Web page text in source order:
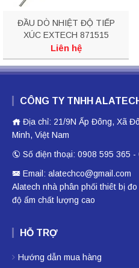
ĐẦU DÒ NHIỆT ĐỘ TIẾP
XÚC EXTECH 871515
Liên hệ
CÔNG TY TNHH
Địa chỉ: 21/9N Ấp Đông, Xã
Minh, Việt Nam
Số điện thoại: 0908 595 365 -
Email: alatechco@gmail.com
Alatech nhà phân phối thiêt bị
độ ẩm chất lượng cao
HỖ TRỢ
Hướng dẫn mua hàng